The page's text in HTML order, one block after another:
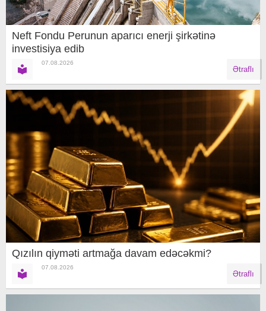
Neft Fondu Perunun aparıcı enerji şirkətinə
investisiya edib
07.08.2026
Ətraflı
Qızılın qiyməti artmağa davam edəcəkmi?
07.08.2026
Ətraflı